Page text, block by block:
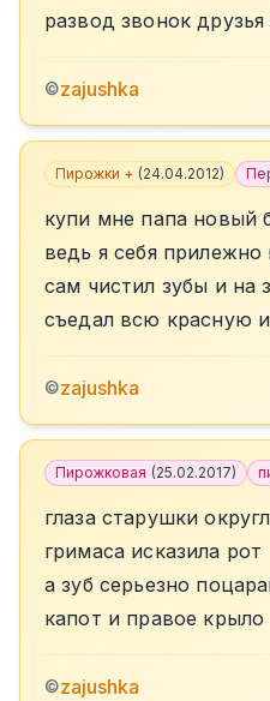
развод звонок друзья
©zajushka
Пирожки + (24.04.2012)
купи мне папа новый
ведь я себя прилежно
сам чистил зубы и на
съедал всю красную
©zajushka
Пирожковая (25.02.2017)
глаза старушки
гримаса исказила рот
а зуб серьезно
капот и правое крыло
©zajushka